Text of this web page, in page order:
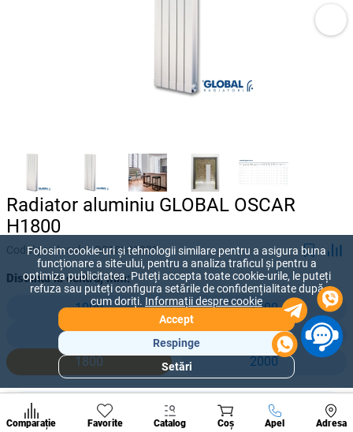
Radiator aluminiu GLOBAL OSCAR
H1800
Codul produsului:OS18001005
Distanța la centru, mm:
1000
1200
1400
1600
1800
2000
2 783 lei
2 435 lei +
Comparație Favorite Catalog Coș Apel Adresa
A suna
populare
de
Folosim cookie-uri și tehnologii similare pentru a asigura buna
funcționare a site-ului, pentru a analiza traficul și pentru a
optimiza publicitatea. Puteți accepta toate cookie-urile, le puteți
refuza sau puteți configura setările de confidențialitate după
cum doriți. Informații despre cookie
Accept
Respinge
Setări